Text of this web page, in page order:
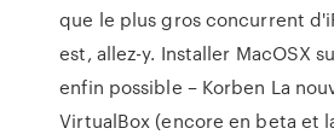
que le plus gros concurrent
est, allez-y. Installer MacOSX
enfin possible – Korben La
VirtualBox (encore en beta et